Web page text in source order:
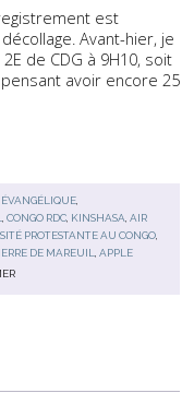
est
Avant-hier, je
de CDG à 9H10, soit
pensant avoir encore 25
ÉVANGÉLIQUE,
,CONGO RDC KINSHASA ,AIR
PROTESTANTE AU CONGO
DE MAREUIL ,APPLE